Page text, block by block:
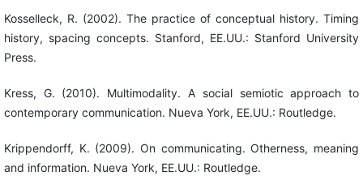
Kosselleck, R. (2002). The practice of conceptual history. Timing
history, spacing concepts. Stanford, EE.UU.: Stanford University
Press.
Kress, G. (2010). Multimodality. A social semiotic approach to
contemporary communication. Nueva York, EE.UU.: Routledge.
Krippendorff, K. (2009). On communicating. Otherness, meaning
and information. Nueva York, EE.UU.: Routledge.